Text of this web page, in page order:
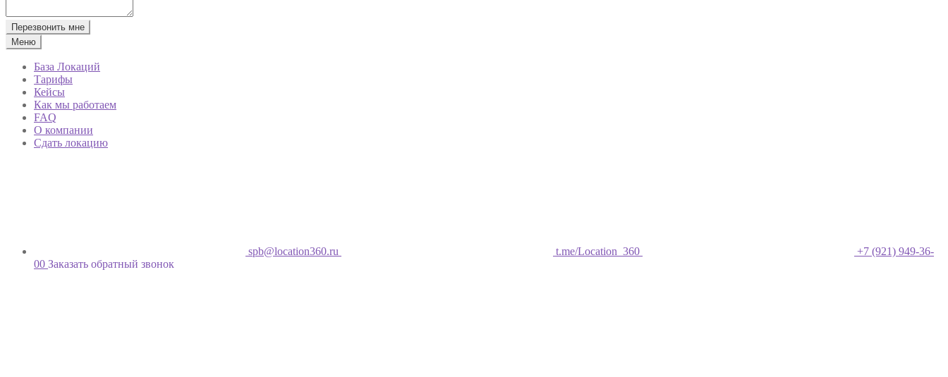
Перезвонить мне
Меню
База Локаций
Тарифы
Кейсы
Как мы работаем
FAQ
О компании
Сдать локацию
spb@location360.ru t.me/Location_360
+7 (921) 949-36-
00 Заказать обратный звонок